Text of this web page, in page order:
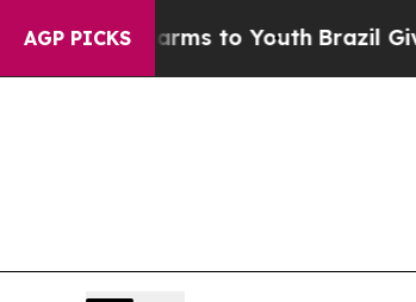
AGP PICKS
to YouthBrazil Gives Parents